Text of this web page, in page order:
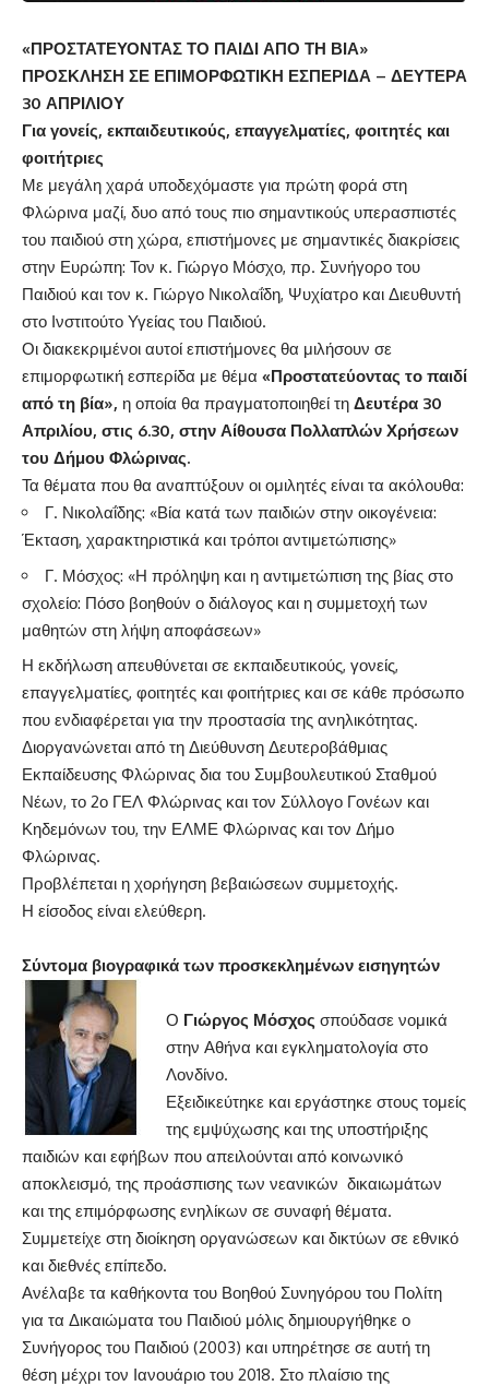
«ΠΡΟΣΤΑΤΕΥΟΝΤΑΣ ΤΟ ΠΑΙΔΙ ΑΠΟ ΤΗ ΒΙΑ»
ΠΡΟΣΚΛΗΣΗ ΣΕ ΕΠΙΜΟΡΦΩΤΙΚΗ ΕΣΠΕΡΙΔΑ – ΔΕΥΤΕΡΑ
30 ΑΠΡΙΛΙΟΥ
Για γονείς, εκπαιδευτικούς, επαγγελματίες, φοιτητές και
φοιτήτριες
Με μεγάλη χαρά υποδεχόμαστε για πρώτη φορά στη
Φλώρινα μαζί, δυο από τους πιο σημαντικούς υπερασπιστές
του παιδιού στη χώρα, επιστήμονες με σημαντικές διακρίσεις
στην Ευρώπη: Τον κ. Γιώργο Μόσχο, πρ. Συνήγορο του
Παιδιού και τον κ. Γιώργο Νικολαΐδη, Ψυχίατρο και Διευθυντή
στο Ινστιτούτο Υγείας του Παιδιού.
Οι διακεκριμένοι αυτοί επιστήμονες θα μιλήσουν σε
επιμορφωτική εσπερίδα με θέμα «Προστατεύοντας το παιδί
από τη βία», η οποία θα πραγματοποιηθεί τη Δευτέρα 30
Απριλίου, στις 6.30, στην Αίθουσα Πολλαπλών Χρήσεων
του Δήμου Φλώρινας.
Τα θέματα που θα αναπτύξουν οι ομιλητές είναι τα ακόλουθα:
Γ. Νικολαΐδης: «Βία κατά των παιδιών στην οικογένεια:
Έκταση, χαρακτηριστικά και τρόποι αντιμετώπισης»
Γ. Μόσχος: «Η πρόληψη και η αντιμετώπιση της βίας στο
σχολείο: Πόσο βοηθούν ο διάλογος και η συμμετοχή των
μαθητών στη λήψη αποφάσεων»
Η εκδήλωση απευθύνεται σε εκπαιδευτικούς, γονείς,
επαγγελματίες, φοιτητές και φοιτήτριες και σε κάθε πρόσωπο
που ενδιαφέρεται για την προστασία της ανηλικότητας.
Διοργανώνεται από τη Διεύθυνση Δευτεροβάθμιας
Εκπαίδευσης Φλώρινας δια του Συμβουλευτικού Σταθμού
Νέων, το 2ο ΓΕΛ Φλώρινας και τον Σύλλογο Γονέων και
Κηδεμόνων του, την ΕΛΜΕ Φλώρινας και τον Δήμο
Φλώρινας.
Προβλέπεται η χορήγηση βεβαιώσεων συμμετοχής.
Η είσοδος είναι ελεύθερη.
Σύντομα βιογραφικά των προσκεκλημένων εισηγητών
Ο Γιώργος Μόσχος σπούδασε νομικά
στην Αθήνα και εγκληματολογία στο
Λονδίνο.
Εξειδικεύτηκε και εργάστηκε στους τομείς
της εμψύχωσης και της υποστήριξης
παιδιών και εφήβων που απειλούνται από κοινωνικό
αποκλεισμό, της προάσπισης των νεανικών δικαιωμάτων
και της επιμόρφωσης ενηλίκων σε συναφή θέματα.
Συμμετείχε στη διοίκηση οργανώσεων και δικτύων σε εθνικό
και διεθνές επίπεδο.
Ανέλαβε τα καθήκοντα του Βοηθού Συνηγόρου του Πολίτη
για τα Δικαιώματα του Παιδιού μόλις δημιουργήθηκε ο
Συνήγορος του Παιδιού (2003) και υπηρέτησε σε αυτή τη
θέση μέχρι τον Ιανουάριο του 2018. Στο πλαίσιο της